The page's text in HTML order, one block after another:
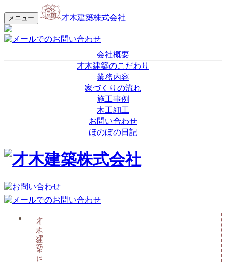
メニュー 才木建築株式会社
会社概要
才木建築のこだわり
業務内容
家づくりの流れ
施工事例
木工細工
お問い合わせ
ほのぼの日記